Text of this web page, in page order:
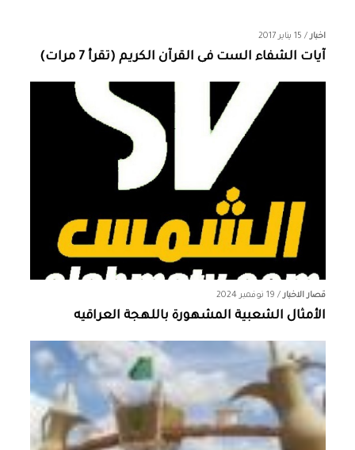
اخبار/ 15 يناير 2017
آيات الشفاء الست فى القرآن الكريم (تقرأ 7 مرات)
قصار الاخبار/ 19 نوفمبر 2024
الأمثال الشعبية المشهورة باللهجة العراقيه